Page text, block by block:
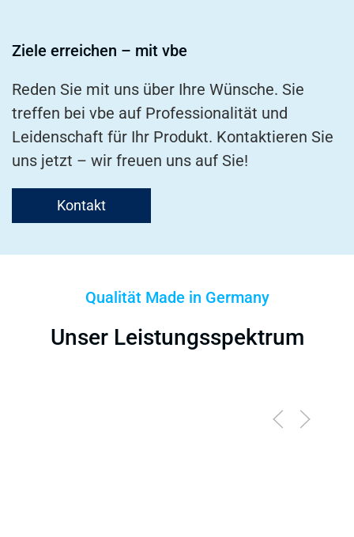
Ziele erreichen – mit vbe
Reden Sie mit uns über Ihre Wünsche. Sie
treffen bei vbe auf Professionalität und
Leidenschaft für Ihr Produkt. Kontaktieren Sie
uns jetzt – wir freuen uns auf Sie!
Kontakt
Qualität Made in Germany
Unser Leistungsspektrum